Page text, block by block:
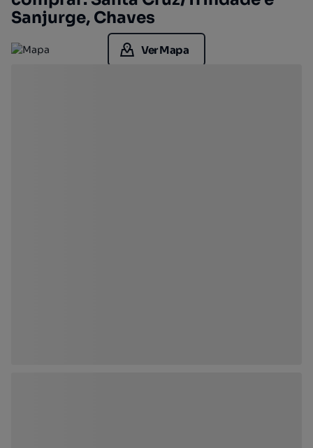
Sanjurge, Chaves
Ver Mapa